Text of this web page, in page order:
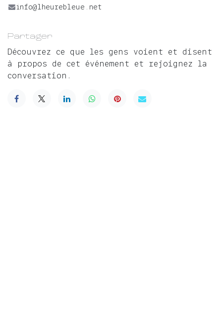
info@lheurebleue.net
Partager
Découvrez ce que les gens voient et disent
à propos de cet événement et rejoignez la
conversation.